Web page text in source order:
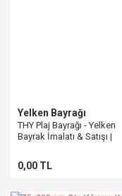
Yelken Bayrağı
THY Plaj Bayrağı - Yelken
Bayrak İmalatı & Satışı |
0,00 TL